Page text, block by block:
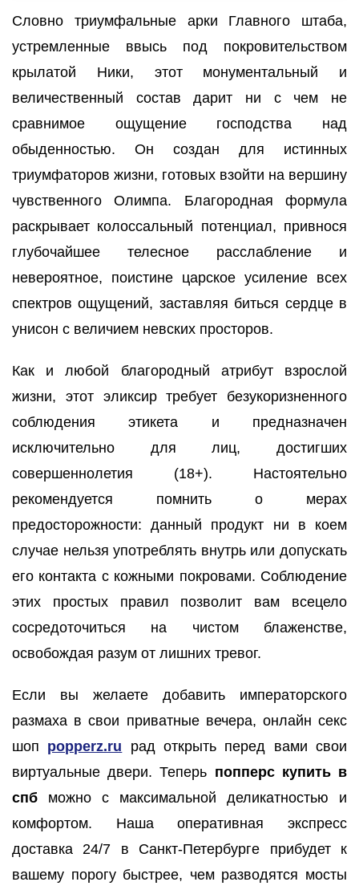
Словно триумфальные арки Главного штаба,
устремленные ввысь под покровительством
крылатой Ники, этот монументальный и
величественный состав дарит ни с чем не
сравнимое ощущение господства над
обыденностью. Он создан для истинных
триумфаторов жизни, готовых взойти на вершину
чувственного Олимпа. Благородная формула
раскрывает колоссальный потенциал, привнося
глубочайшее телесное расслабление и
невероятное, поистине царское усиление всех
спектров ощущений, заставляя биться сердце в
унисон с величием невских просторов.
Как и любой благородный атрибут взрослой
жизни, этот эликсир требует безукоризненного
соблюдения этикета и предназначен
исключительно для лиц, достигших
совершеннолетия (18+). Настоятельно
рекомендуется помнить о мерах
предосторожности: данный продукт ни в коем
случае нельзя употреблять внутрь или допускать
его контакта с кожными покровами. Соблюдение
этих простых правил позволит вам всецело
сосредоточиться на чистом блаженстве,
освобождая разум от лишних тревог.
Если вы желаете добавить императорского
размаха в свои приватные вечера, онлайн секс
шоп popperz.ru рад открыть перед вами свои
виртуальные двери. Теперь попперс купить в
спб можно с максимальной деликатностью и
комфортом. Наша оперативная экспресс
доставка 24/7 в Санкт-Петербурге прибудет к
вашему порогу быстрее, чем разводятся мосты